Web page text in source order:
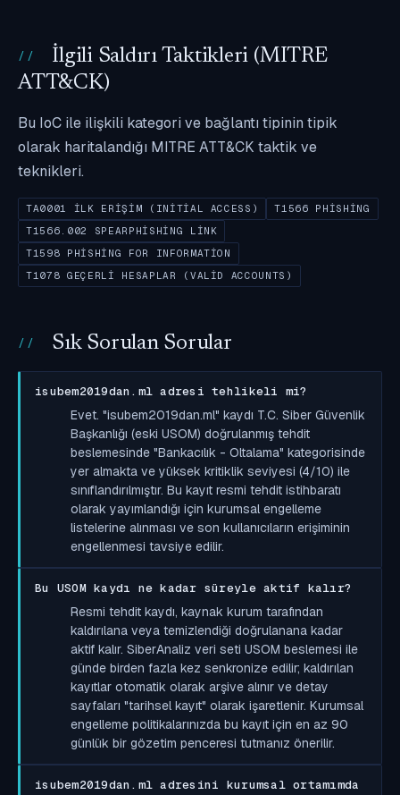
İlgili Saldırı Taktikleri (MITRE
ATT&CK)
Bu IoC ile ilişkili kategori ve bağlantı tipinin tipik
olarak haritalandığı MITRE ATT&CK taktik ve
teknikleri.
TA0001 İLK ERIŞIM (INITIAL ACCESS)
T1566 PHISHING
T1566.002 SPEARPHISHING LINK
T1598 PHISHING FOR INFORMATION
T1078 GEÇERLI HESAPLAR (VALID ACCOUNTS)
Sık Sorulan Sorular
isubem2019dan.ml adresi tehlikeli mi?
Evet. "isubem2019dan.ml" kaydı T.C. Siber Güvenlik
Başkanlığı (eski USOM) doğrulanmış tehdit
beslemesinde "Bankacılık - Oltalama" kategorisinde
yer almakta ve yüksek kritiklik seviyesi (4/10) ile
sınıflandırılmıştır. Bu kayıt resmi tehdit istihbaratı
olarak yayımlandığı için kurumsal engelleme
listelerine alınması ve son kullanıcıların erişiminin
engellenmesi tavsiye edilir.
Bu USOM kaydı ne kadar süreyle aktif kalır?
Resmi tehdit kaydı, kaynak kurum tarafından
kaldırılana veya temizlendiği doğrulanana kadar
aktif kalır. SiberAnaliz veri seti USOM beslemesi ile
günde birden fazla kez senkronize edilir; kaldırılan
kayıtlar otomatik olarak arşive alınır ve detay
sayfaları "tarihsel kayıt" olarak işaretlenir. Kurumsal
engelleme politikalarınızda bu kayıt için en az 90
günlük bir gözetim penceresi tutmanız önerilir.
isubem2019dan.ml adresini kurumsal ortamımda